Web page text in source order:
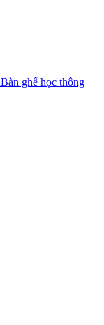
Bàn ghế học thông